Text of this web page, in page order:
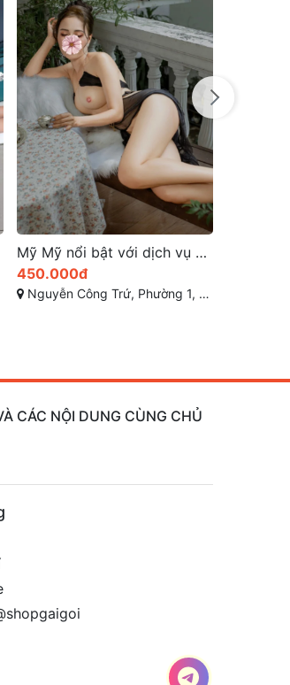
Bé Sam em gái cực dễ thương và đáng yêu nhé
500.000đ
Nguyễn Thị Minh Khai, Phước Hòa, Nha Trang, Khánh Hòa
CÁC NỘI DUNG CÙNG CHỦ